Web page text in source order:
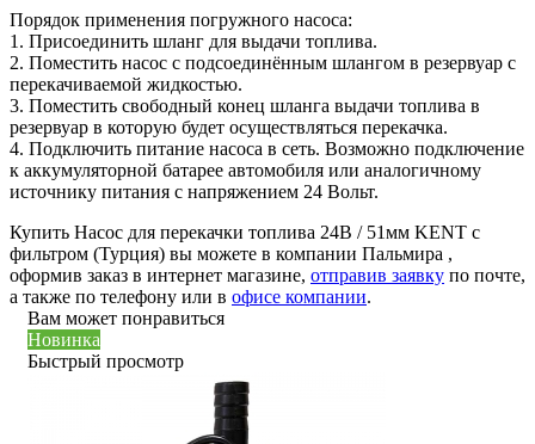
Порядок применения погружного насоса:
1. Присоединить шланг для выдачи топлива.
2. Поместить насос с подсоединённым шлангом в резервуар с
перекачиваемой жидкостью.
3. Поместить свободный конец шланга выдачи топлива в
резервуар в которую будет осуществляться перекачка.
4. Подключить питание насоса в сеть. Возможно подключение
к аккумуляторной батарее автомобиля или аналогичному
источнику питания с напряжением 24 Вольт.
Купить Насос для перекачки топлива 24В / 51мм KENT с
фильтром (Турция) вы можете в компании Пальмира ,
оформив заказ в интернет магазине, отправив заявку по почте,
а также по телефону или в офисе компании.
Вам может понравиться
Новинка
Быстрый просмотр